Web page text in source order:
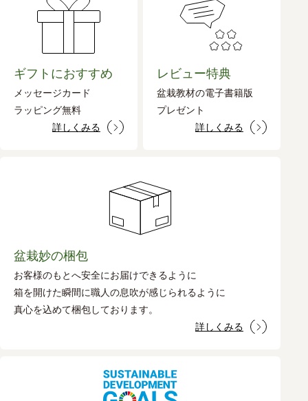
ギフトにおすすめ
メッセージカード
ラッピング無料
詳しくみる
レビュー特典
盆栽教材の電子書籍版
プレゼント
詳しくみる
盆栽妙の梱包
お客様のもとへ安全にお届けできるように
箱を開けた瞬間に職人の息吹が感じられるように
真心を込めて梱包しております。
詳しくみる